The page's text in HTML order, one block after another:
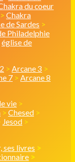
du coeur
> Chakra
de Sardes >
Philadelphie
église de
> Arcane 3 >
7 > Arcane 8
vie >
> Chesed >
Jesod >
ses livres >
>